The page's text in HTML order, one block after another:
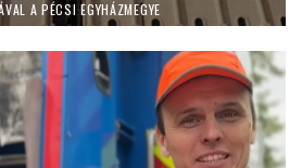
A PÉCSI EGYHÁZMEGYE